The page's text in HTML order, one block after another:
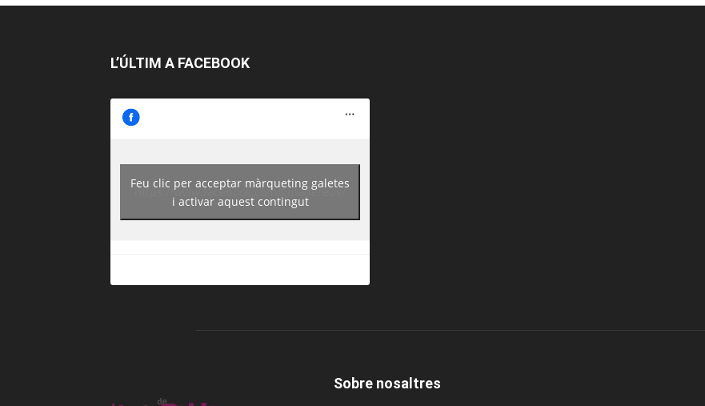
L’ÚLTIM A FACEBOOK
https://www.facebook.com/guiadereus/
Feu clic per acceptar màrqueting galetes
i activar aquest contingut
Sobre nosaltres